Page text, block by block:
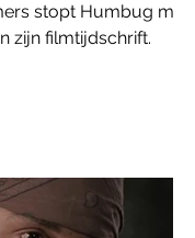
stopt Humbug met
zijn filmtijdschrift.